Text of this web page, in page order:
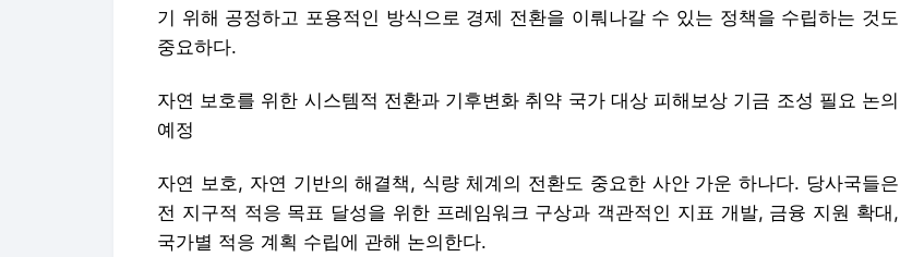
기 위해 공정하고 포용적인 방식으로 경제 전환을 이뤄나갈 수 있는 정책을 수립하는 것도
중요하다.
자연 보호를 위한 시스템적 전환과 기후변화 취약 국가 대상 피해보상 기금 조성 필요 논의
예정
자연 보호, 자연 기반의 해결책, 식량 체계의 전환도 중요한 사안 가운 하나다. 당사국들은
전 지구적 적응 목표 달성을 위한 프레임워크 구상과 객관적인 지표 개발, 금융 지원 확대,
국가별 적응 계획 수립에 관해 논의한다.